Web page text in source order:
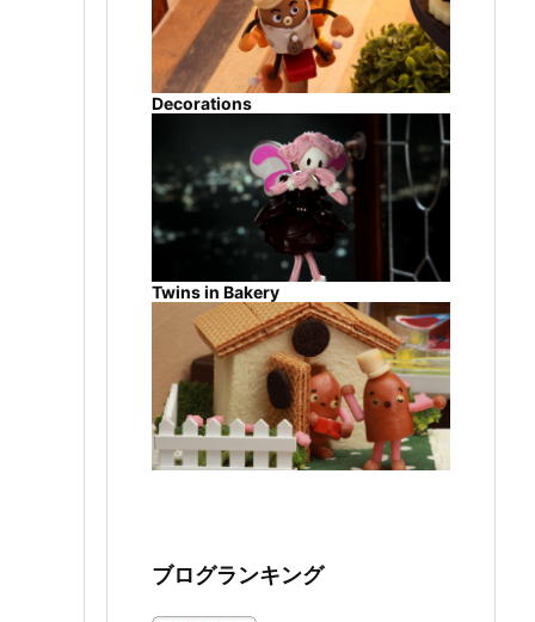
Decorations
Twins in Bakery
ブログランキング